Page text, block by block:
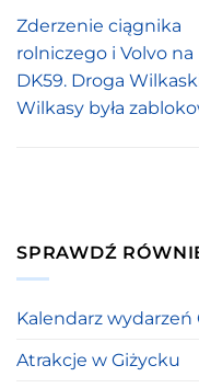
Zderzenie ciągnika
rolniczego i Volvo na
DK59. Droga
Wilkasy była
SPRAWDŹ
Kalendarz wydarzeń
Atrakcje w Giżycku